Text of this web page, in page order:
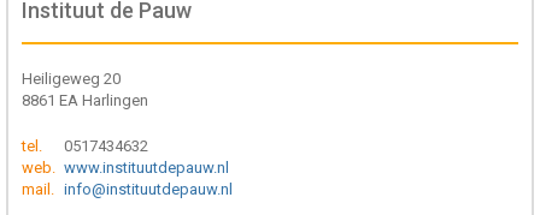
Instituut de Pauw
Heiligeweg 20
8861 EA Harlingen
tel.
0517434632
web. www.instituutdepauw.nl
mail. info@instituutdepauw.nl